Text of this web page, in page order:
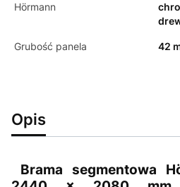
Hörmann
Grubość panela 42
Opis
Brama segmentowa